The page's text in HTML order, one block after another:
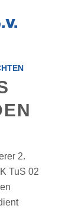
.
2.
TuS 02